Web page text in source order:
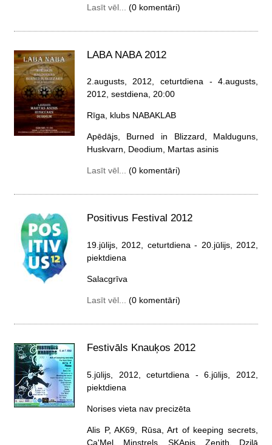
Lasīt vēl... (0 komentāri)
LABA NABA 2012
2.augusts, 2012, ceturtdiena - 4.augusts,
2012, sestdiena, 20:00
Rīga, klubs NABAKLAB
Apēdājs, Burned in Blizzard, Malduguns,
Huskvarn, Deodium, Martas asinis
Lasīt vēl... (0 komentāri)
Positivus Festival 2012
19.jūlijs, 2012, ceturtdiena - 20.jūlijs, 2012,
piektdiena
Salacgrīva
Lasīt vēl... (0 komentāri)
Festivāls Knauķos 2012
5.jūlijs, 2012, ceturtdiena - 6.jūlijs, 2012,
piektdiena
Norises vieta nav precizēta
Alis P, AK69, Rūsa, Art of keeping secrets,
Ca'Mel, Minstrels, SKApis, Zenith, Dziļā